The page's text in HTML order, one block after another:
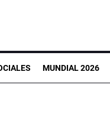
MUNDIAL 2026